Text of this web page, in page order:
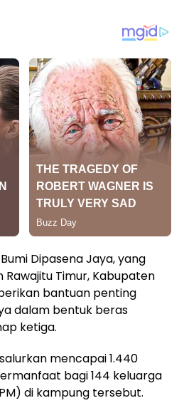
Dipasena Jaya, yang
Timur, Kabupaten
bantuan penting
dalam bentuk beras
ketiga.
mencapai 1.440
bagi 144 keluarga
di kampung tersebut.